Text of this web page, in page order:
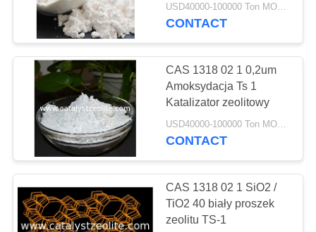
KONTROLA
JAKOŚCI
SKONTAKTUJ
NAMI
AKTUALNOŚCI
USD40000-100000 Ton MOQ:1 KG
CONTACT
CAS 1318 02 1 0,2um
Amoksydacja Ts 1
Katalizator zeolitowy
USD40000-100000 Ton MOQ:1 KG
CONTACT
CAS 1318 02 1 SiO2 /
TiO2 40 biały proszek
zeolitu TS-1